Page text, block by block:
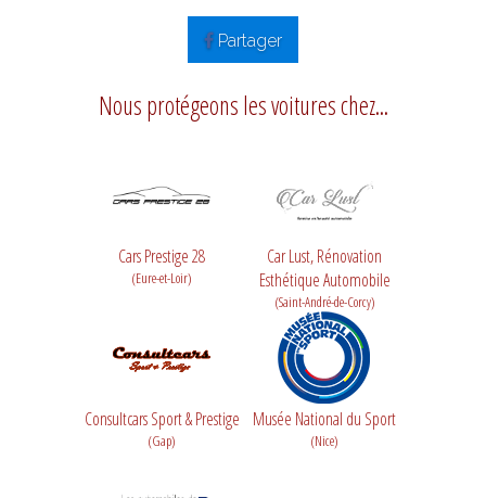
Partager
Nous protégeons les voitures chez...
Cars Prestige 28
(Eure-et-Loir)
Car Lust, Rénovation
Esthétique Automobile
(Saint-André-de-Corcy)
Consultcars Sport & Prestige
(Gap)
Musée National du Sport
(Nice)